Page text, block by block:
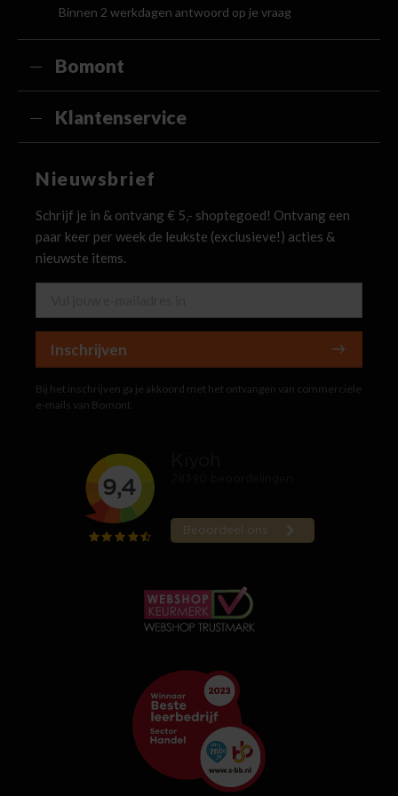
Binnen 2 werkdagen antwoord op je vraag
Bomont
Klantenservice
Nieuwsbrief
Schrijf je in & ontvang € 5,- shoptegoed! Ontvang een
paar keer per week de leukste (exclusieve!) acties &
nieuwste items.
Inschrijven
Bij het inschrijven ga je akkoord met het ontvangen van commerciële
e-mails van Bomont.